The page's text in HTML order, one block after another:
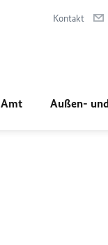
Kontakt
Außen-